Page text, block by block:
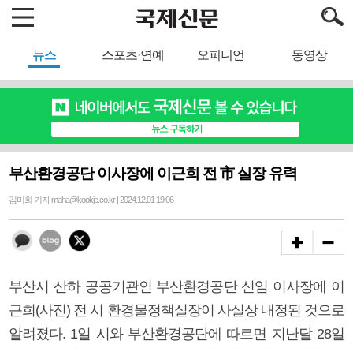
뉴스 스포츠·연예 오피니언 동영상
부산환경공단 이사장에 이근희 전 市 실장 유력
김미희 기자 maha@kookje.co.kr | 2024.12.01 19:06
부산시 산하 공공기관인 부산환경공단 신임 이사장에 이
근희(사진) 전 시 환경물정책실장이 사실상 내정된 것으로
알려졌다. 1일 시와 부산환경공단에 따르면 지난달 28일